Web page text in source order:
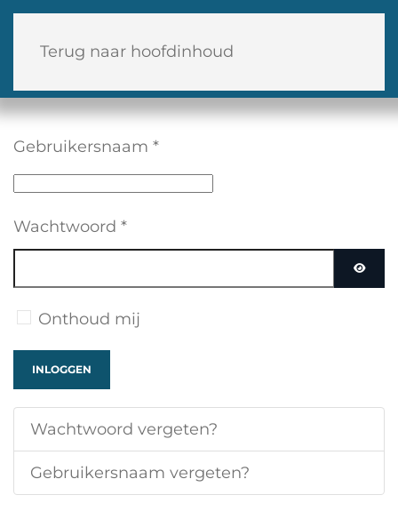
Terug naar hoofdinhoud
Gebruikersnaam *
Wachtwoord *
Onthoud mij
INLOGGEN
Wachtwoord vergeten?
Gebruikersnaam vergeten?